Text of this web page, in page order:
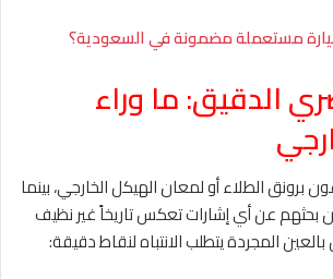
مستعملة مضمونة في السعودية؟
الدقيق: ما وراء
برونق الطلاء أو لمعان الهيكل الخارجي، بينما
بحثهم عن أي إشارات تعكس تاريخاً غير نظيف
المجردة يتطلب الانتباه لنقاط دقيقة: